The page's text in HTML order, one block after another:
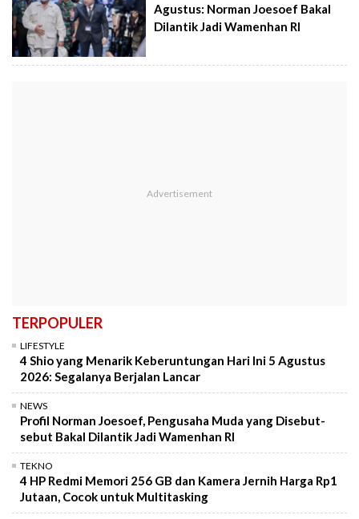
Agustus: Norman Joesoef Bakal
Dilantik Jadi Wamenhan RI
TERPOPULER
LIFESTYLE
4 Shio yang Menarik Keberuntungan Hari Ini 5 Agustus
2026: Segalanya Berjalan Lancar
NEWS
Profil Norman Joesoef, Pengusaha Muda yang Disebut-
sebut Bakal Dilantik Jadi Wamenhan RI
TEKNO
4 HP Redmi Memori 256 GB dan Kamera Jernih Harga Rp1
Jutaan, Cocok untuk Multitasking